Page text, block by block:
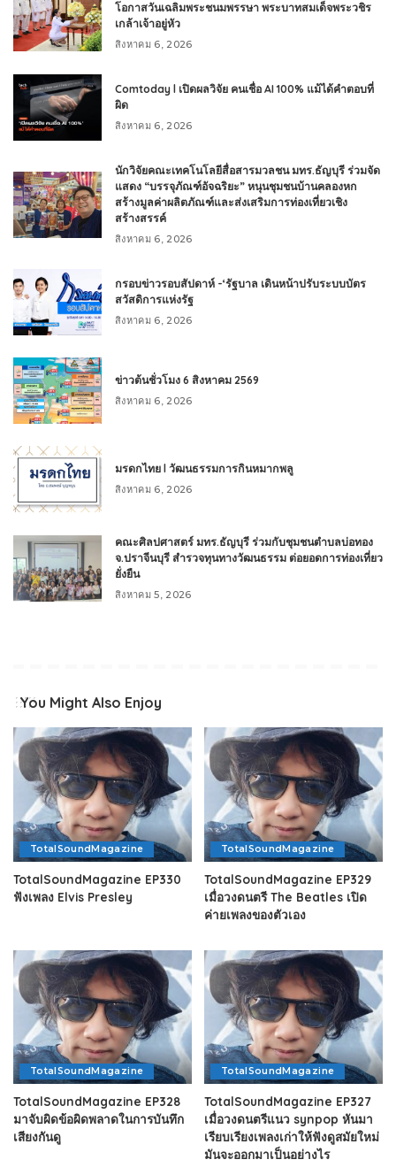
โอกาสวันเฉลิมพระชนมพรรษา พระบาทสมเด็จพระวชิร
เกล้าเจ้าอยู่หัว
สิงหาคม 6, 2026
Comtoday l เปิดผลวิจัย คนเชื่อ AI 100% แม้ได้คำตอบที่
ผิด
สิงหาคม 6, 2026
นักวิจัยคณะเทคโนโลยีสื่อสารมวลชน มทร.ธัญบุรี ร่วมจัด
แสดง “บรรจุภัณฑ์อัจฉริยะ” หนุนชุมชนบ้านคลองหก
สร้างมูลค่าผลิตภัณฑ์และส่งเสริมการท่องเที่ยวเชิง
สร้างสรรค์
สิงหาคม 6, 2026
กรอบข่าวรอบสัปดาห์ -‘รัฐบาล เดินหน้าปรับระบบบัตร
สวัสดิการแห่งรัฐ
สิงหาคม 6, 2026
ข่าวต้นชั่วโมง 6 สิงหาคม 2569
สิงหาคม 6, 2026
มรดกไทย l วัฒนธรรมการกินหมากพลู
สิงหาคม 6, 2026
คณะศิลปศาสตร์ มทร.ธัญบุรี ร่วมกับชุมชนตำบลบ่อทอง
จ.ปราจีนบุรี สำรวจทุนทางวัฒนธรรม ต่อยอดการท่องเที่ยว
ยั่งยืน
สิงหาคม 5, 2026
You Might Also Enjoy
TotalSoundMagazine
TotalSoundMagazine EP330
ฟังเพลง Elvis Presley
TotalSoundMagazine
TotalSoundMagazine EP329
เมื่อวงดนตรี The Beatles เปิด
ค่ายเพลงของตัวเอง
TotalSoundMagazine
TotalSoundMagazine EP328
มาจับผิดข้อผิดพลาดในการบันทึก
เสียงกันดู
TotalSoundMagazine
TotalSoundMagazine EP327
เมื่อวงดนตรีแนว synpop หันมา
เรียบเรียงเพลงเก่าให้ฟังดูสมัยใหม่
มันจะออกมาเป็นอย่างไร